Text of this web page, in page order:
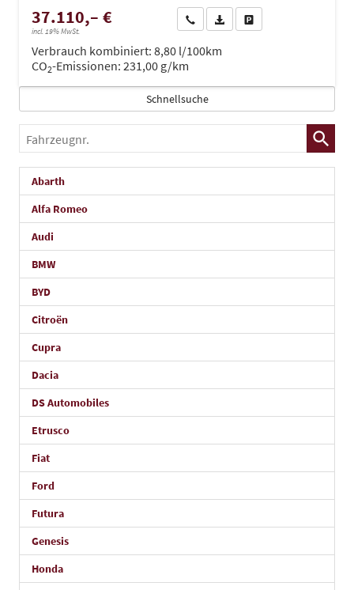
37.110,– €
incl. 19% MwSt.
Wir rufen Sie anPDF-Datei, Fahrzeugexposé
Verbrauch kombiniert: 8,80 l/100km
CO2-Emissionen: 231,00 g/km
Schnellsuche
Fahrzeugnr.
Abarth
Alfa Romeo
Audi
BMW
BYD
Citroën
Cupra
Dacia
DS Automobiles
Etrusco
Fiat
Ford
Futura
Genesis
Honda